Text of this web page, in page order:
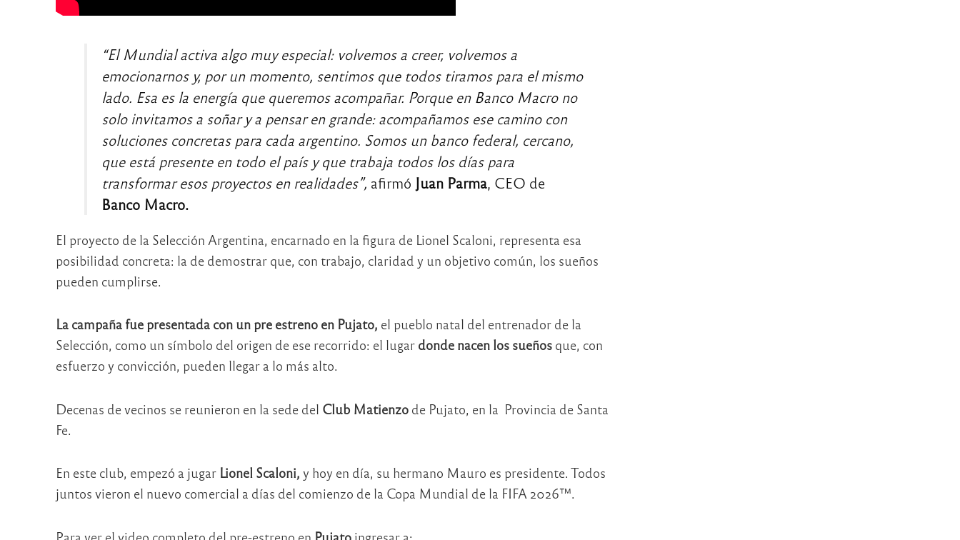
“El Mundial activa algo muy especial: volvemos a creer, volvemos a
emocionarnos y, por un momento, sentimos que todos tiramos para el mismo
lado. Esa es la energía que queremos acompañar. Porque en Banco Macro no
solo invitamos a soñar y a pensar en grande: acompañamos ese camino con
soluciones concretas para cada argentino. Somos un banco federal, cercano,
que está presente en todo el país y que trabaja todos los días para
transformar esos proyectos en realidades”, afirmó Juan Parma, CEO de
Banco Macro.
El proyecto de la Selección Argentina, encarnado en la figura de Lionel Scaloni, representa esa
posibilidad concreta: la de demostrar que, con trabajo, claridad y un objetivo común, los sueños
pueden cumplirse.
La campaña fue presentada con un pre estreno en Pujato, el pueblo natal del entrenador de la
Selección, como un símbolo del origen de ese recorrido: el lugar donde nacen los sueñosque, con
esfuerzo y convicción, pueden llegar a lo más alto.
Decenas de vecinos se reunieron en la sede del Club Matienzode Pujato, en la Provincia de Santa
Fe.
En este club, empezó a jugar Lionel Scaloni, y hoy en día, su hermano Mauro es presidente. Todos
juntos vieron el nuevo comercial a días del comienzo de la Copa Mundial de la FIFA 2026™.
Para ver el video completo del pre-estreno en Pujatoingresar a: